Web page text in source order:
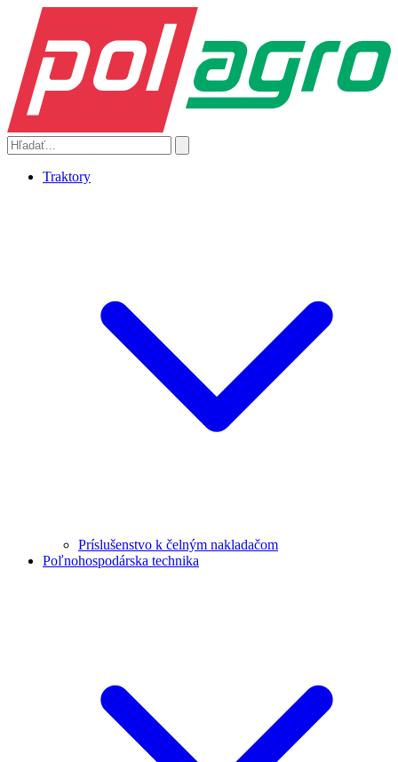
Traktory
Príslušenstvo k čelným nakladačom
Poľnohospodárska technika